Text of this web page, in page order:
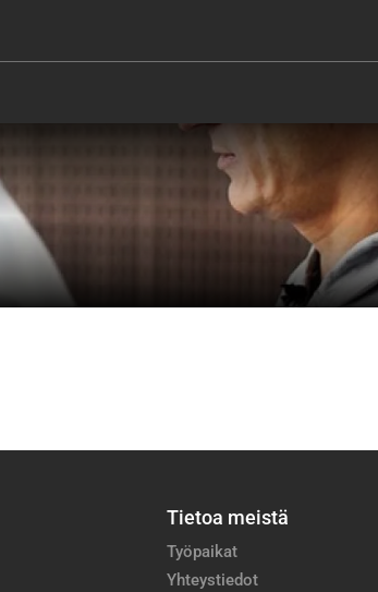
Tietoa meistä
Työpaikat
Yhteystiedot